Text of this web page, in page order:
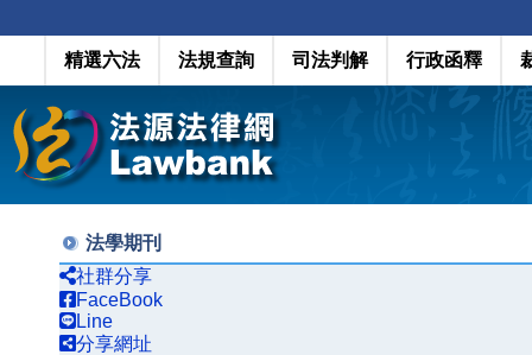
精選六法 法規查詢 司法判解 行政函釋
法學期刊
社群分享
FaceBook
Line
分享網址